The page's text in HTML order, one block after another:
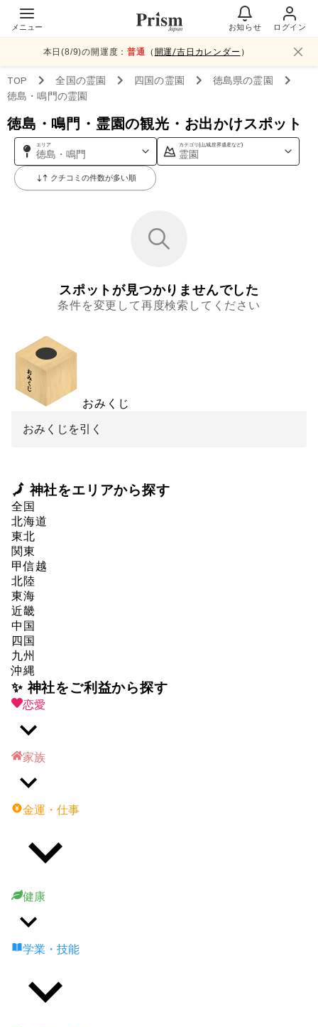
メニュー お知らせ ログイン
本日(8/9)の開運度：普通 （ 開運/吉日カレンダー ）
TOP 全国の霊園 四国の霊園 徳島県の霊園
徳島・鳴門の霊園
徳島・鳴門・霊園の観光・お出かけスポット
エリア
徳島・鳴門
カテゴリ(山,城,世界遺産など)
霊園
クチコミの件数が多い順
スポットが見つかりませんでした
条件を変更して再度検索してください
おみくじ
おみくじを引く
🗾 神社をエリアから探す
全国
北海道
東北
関東
甲信越
北陸
東海
近畿
中国
四国
九州
沖縄
✨ 神社をご利益から探す
恋愛
家族
金運・仕事
健康
学業・技能